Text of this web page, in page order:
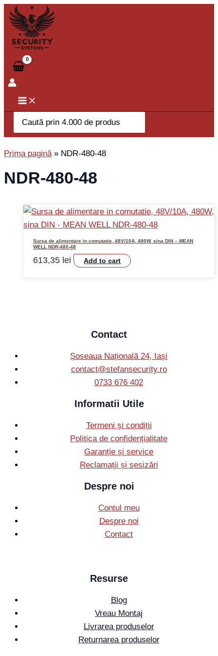
Skip
to
content
Search
for:
Prima pagină» NDR-480-48
NDR-480-48
Sursa de alimentare in comutatie, 48V/10A, 480W, sina DIN – MEAN
WELL NDR-480-48
613,35 lei Add to cart
Contact
Șoseaua Națională 24, Iași
contact@stefansecurity.ro
0733 676 402
Informatii Utile
Termeni și condiții
Politica de confidențialitate
Garanție și service
Reclamații și sesizări
Despre noi
Contul meu
Despre noi
Contact
Resurse
Blog
Vreau Montaj
Livrarea produselor
Returnarea produselor